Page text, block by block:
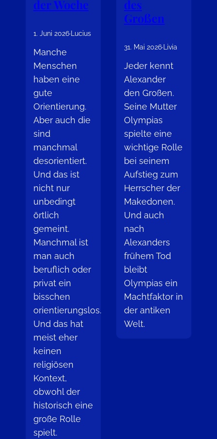
der Woche
1. Juni 2026·Lucius
Manche
Menschen
haben eine
gute
Orientierung.
Aber auch die
sind
manchmal
desorientiert.
Und das ist
nicht nur
unbedingt
örtlich
gemeint.
Manchmal ist
man auch
beruflich oder
privat ein
bisschen
orientierungslos.
Und das hat
meist eher
keinen
religiösen
Kontext,
obwohl der
historisch eine
große Rolle
spielt.
des
Großen
31. Mai 2026·Livia
Jeder kennt
Alexander
den Großen.
Seine Mutter
Olympias
spielte eine
wichtige Rolle
bei seinem
Aufstieg zum
Herrscher der
Makedonen.
Und auch
nach
Alexanders
frühem Tod
bleibt
Olympias ein
Machtfaktor in
der antiken
Welt.